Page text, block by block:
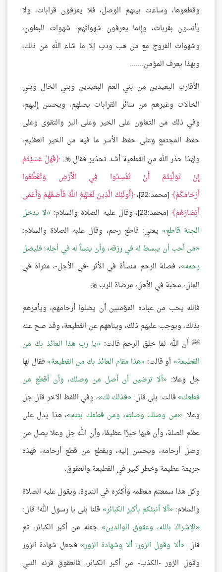
وقطعوها، وساءت بينهم الوصل، فلا يعرفون قرابات، ولا
يأنسون بقربات، وإنما يعرفون شهواتهم: شهوات البطون،
وشهوات الفروج مع من هب ودب إلا ما شاء الله من ذلك،
وبهذا يعرف المؤمن.......
الأقارب البعيدين من بني العم البعيدين وبني الخال وبني
الخالات وغيرهم من سائر القرابات يصلهم، ويحسن إليهم،
وفي ذلك من التعاون على الخير وعلى البر والتقوى وعلى
حفظ المجتمع وعلى حفظ الأسر ما فيه من الخير العظيم،
ولهذا حذر الله من القطعية أشد تحذير فقال
: فَهَلْ عَسَيْتُمْ
إِنْ تَوَلَّيْتُمْ أَنْ تُفْسِدُوا فِي الْأَرْضِ وَتُقَطِّعُوا
أَرْحَامَكُمْ [محمد:22]،
أُولَئِكَ الَّذِينَ لَعَنَهُمُ اللَّهُ فَأَصَمَّهُمْ وَأَعْمَى
أَبْصَارَهُمْ [محمد:23]، وقال عليه الصلاة والسلام:
لا يدخل
الجنة قاطع
يعني: قاطع رحم، وقال عليه الصلاة والسلام:
من أحب أن يبسط له في رزقه، وأن ينسأ له في أجله؛ فليصل
رحمه ، فصلة الرحم منسأة في الأثر -في الأجل-، مثراة في
المال، محبة في الأهل، مرضاة للرب 
.
فالله يحب من عباده المؤمنين أن يصلوا أرحامهم، ويأمرهم
بذلك، ويوجب عليهم ذلك، ويناههم عن القطيعة، وقد صح عنه
ﷺ أن الله لما خلق الرحم قالت: يا رب هذا العائذ بك من
القطيعة أو قالت: هذا مقام العائذ بك من القطيعة فقال لها
جل وعلا:
ألا ترضين أن أصل من وصلك، وأن أقطع من
قطعك قالت: بلى قال: فذلك لك ، وفي اللفظ الآخر قال جل
وعلا: من وصلك وصلته، ومن قطعك بتته ، هذا يدل على
عظم الصلة، وأن فيها خيرًا عظيمًا، وأن الله جل وعلا يصل من
وصل أرحامه، ويحسن إليه، ويقطع من قطع أرحامه، فهذه
جريمة عظيمة وخطر كبير في القطيعة والعقوق.
وكل هذا سمعتم معظمه وأكثره في الندوة، ويقول عليه الصلاة
والسلام: ألا أنبئكم بأكبر الكبائر قلنا بلى يا رسول الله! قال:
الإشراك بالله، وعقوق الوالدين
جعله من أكبر الكبائر، ثم
قال: ألا وقول الزور، ألا وشهادة الزور فجعل شهادة الزور
وقول الزور -الكذب- من أكبر الكبائر، فالعقوق قرنه النبي